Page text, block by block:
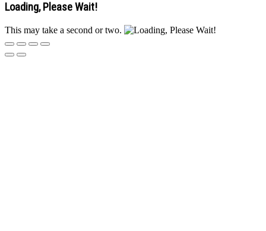
Loading, Please Wait!
This may take a second or two.